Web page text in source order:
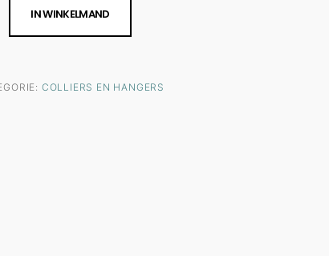
IN WINKELMAND
COLLIERS EN HANGERS